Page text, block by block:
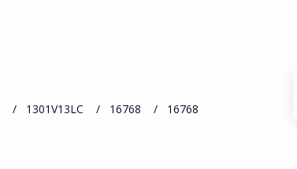
1301V13LC 16768 16768